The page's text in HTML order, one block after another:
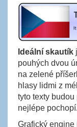
Ideální skautík
pouhých dvou
na zelené
hlasy lidmi z
tyto texty
nejlépe pochopí.
Grafický engine